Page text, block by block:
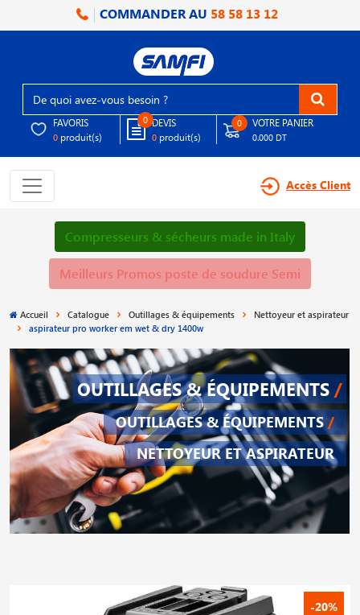
COMMANDER AU 58 58 13 12
FAVORIS
0 produit(s)
0 DEVIS
0 produit(s)
0 VOTRE PANIER
0.000 DT
Accès Client
Compresseurs & sécheurs made in Italy
Meilleurs Promos poste de soudure Semi
Accueil Catalogue Outillages & équipements
Nettoyeur et aspirateur
aspirateur pro worker em wet & dry 1400w
OUTILLAGES & ÉQUIPEMENTS /
OUTILLAGES & ÉQUIPEMENTS /
NETTOYEUR ET ASPIRATEUR
-20%